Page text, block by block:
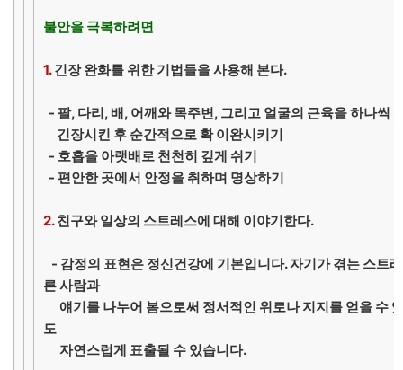
불안을 극복하려면
1.긴장 완화를 위한 기법들을 사용해 본다.
- 팔, 다리, 배, 어깨와 목주변, 그리고 얼굴의 근육을 하나씩
긴장시킨 후 순간적으로 확 이완시키기
- 호흡을 아랫배로 천천히 깊게 쉬기
- 편안한 곳에서 안정을 취하며 명상하기
2.친구와 일상의 스트레스에 대해 이야기한다.
- 감정의 표현은 정신건강에 기본입니다. 자기가 겪는 스트
른 사람과
얘기를 나누어 봄으로써 정서적인 위로나 지지를 얻을 수
도
자연스럽게 표출될 수 있습니다.